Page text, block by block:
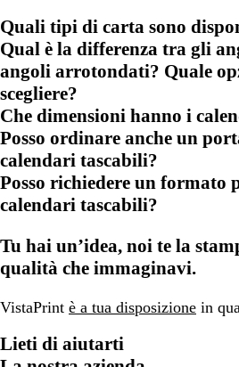
Quali tipi di carta sono
Qual è la differenza tra gli
angoli arrotondati? Quale
scegliere?
Che dimensioni hanno i
Posso ordinare anche un
calendari tascabili?
Posso richiedere un formato
calendari tascabili?
Tu hai un’idea, noi te la
qualità che immaginavi.
VistaPrint è a tua disposizione in
Lieti di aiutarti